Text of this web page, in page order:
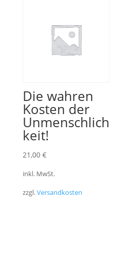
Die wahren
Kosten der
Unmenschlich
keit!
21,00 €
inkl. MwSt.
zzgl.Versandkosten